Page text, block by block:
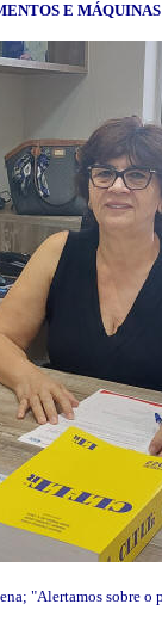
E
"Alertamos sobre o